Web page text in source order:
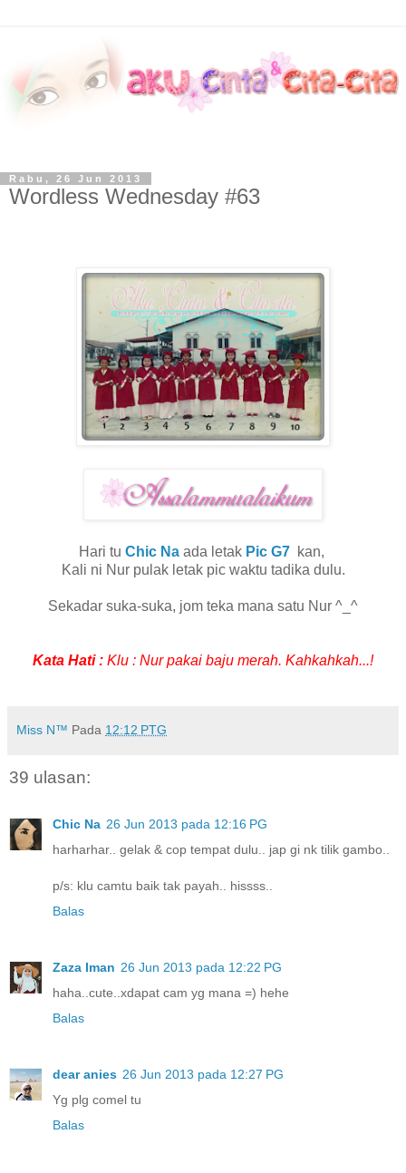
Rabu, 26 Jun 2013
Wordless Wednesday #63
Hari tu Chic Naada letak Pic G7kan,
Kali ni Nur pulak letak pic waktu tadika dulu.
Sekadar suka-suka, jom teka mana satu Nur ^_^
Kata Hati : Klu : Nur pakai baju merah. Kahkahkah...!
Miss N™ Pada 12:12 PTG
39 ulasan:
Chic Na 26 Jun 2013 pada 12:16 PG
harharhar.. gelak & cop tempat dulu.. jap gi nk tilik gambo..
p/s: klu camtu baik tak payah.. hissss..
Balas
Zaza Iman 26 Jun 2013 pada 12:22 PG
haha..cute..xdapat cam yg mana =) hehe
Balas
dear anies 26 Jun 2013 pada 12:27 PG
Yg plg comel tu
Balas